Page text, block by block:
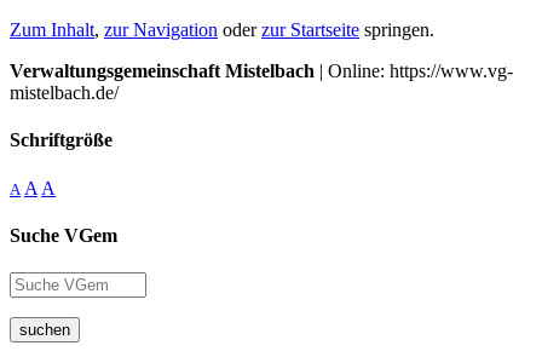
Zum Inhalt, zur Navigation oderzur Startseite springen.
Verwaltungsgemeinschaft Mistelbach | Online: https://www.vg-
mistelbach.de/
Schriftgröße
A A A
Suche VGem
suchen